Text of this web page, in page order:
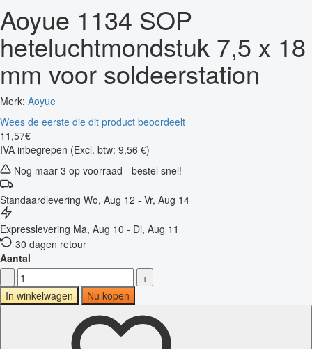
Aoyue 1134 SOP
heteluchtmondstuk 7,5 x 18
mm voor soldeerstation
Merk: Aoyue
Wees de eerste die dit product beoordeelt
11 ,57€
IVA inbegrepen (Excl. btw: 9,56 €)
Nog maar 3 op voorraad - bestel snel!
Standaardlevering Wo, Aug 12 - Vr, Aug 14
Expresslevering Ma, Aug 10 - Di, Aug 11
30 dagen retour
Aantal
-
+
In winkelwagen
Nu kopen